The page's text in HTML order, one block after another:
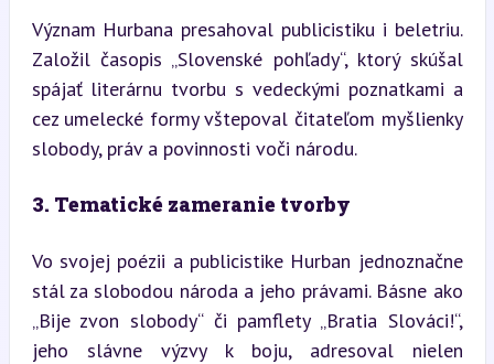
Význam Hurbana presahoval publicistiku i beletriu.
Založil časopis „Slovenské pohľady“, ktorý skúšal
spájať literárnu tvorbu s vedeckými poznatkami a
cez umelecké formy vštepoval čitateľom myšlienky
slobody, práv a povinnosti voči národu.
3. Tematické zameranie tvorby
Vo svojej poézii a publicistike Hurban jednoznačne
stál za slobodou národa a jeho právami. Básne ako
„Bije zvon slobody“ či pamflety „Bratia Slováci!“,
jeho slávne výzvy k boju, adresoval nielen